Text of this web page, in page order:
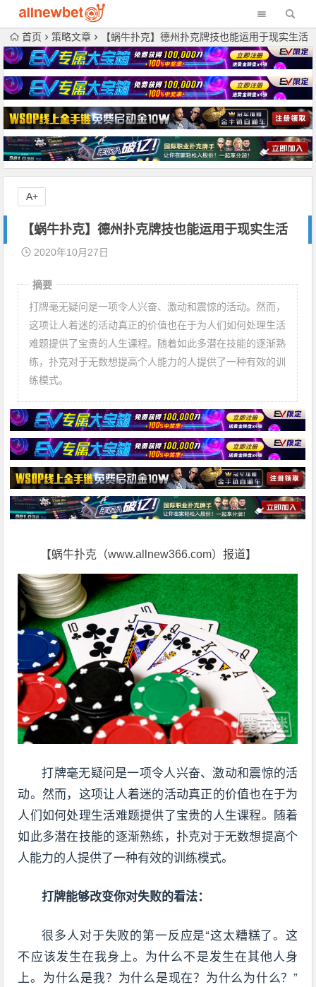
首页 策略文章 【蜗牛扑克】德州扑克牌技也能运用于现实生活
【蜗牛扑克】德州扑克牌技也能运用于现实生活
2020年10月27日
摘要
打牌毫无疑问是一项令人兴奋、激动和震惊的活动。然而，
这项让人着迷的活动真正的价值也在于为人们如何处理生活
难题提供了宝贵的人生课程。随着如此多潜在技能的逐渐熟
练，扑克对于无数想提高个人能力的人提供了一种有效的训
练模式。
【蜗牛扑克（www.allnew366.com）报道】
打牌毫无疑问是一项令人兴奋、激动和震惊的活
动。然而，这项让人着迷的活动真正的价值也在于为
人们如何处理生活难题提供了宝贵的人生课程。随着
如此多潜在技能的逐渐熟练，扑克对于无数想提高个
人能力的人提供了一种有效的训练模式。
打牌能够改变你对失败的看法：
很多人对于失败的第一反应是“这太糟糕了。这
不应该发生在我身上。为什么不是发生在其他人身
上。为什么是我？为什么是现在？为什么为什么？”
A+